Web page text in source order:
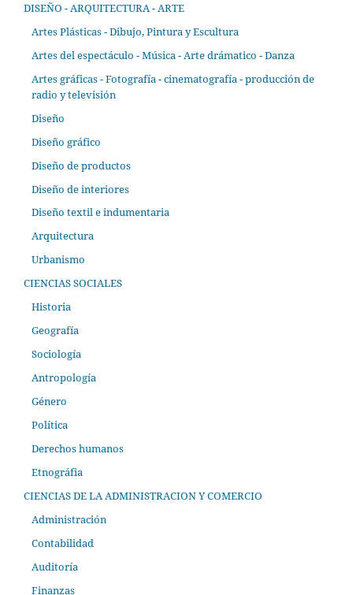
DISEÑO - ARQUITECTURA - ARTE
Artes Plásticas - Dibujo, Pintura y Escultura
Artes del espectáculo - Música - Arte drámatico - Danza
Artes gráficas - Fotografía - cinematografía - producción de
radio y televisión
Diseño
Diseño gráfico
Diseño de productos
Diseño de interiores
Diseño textil e indumentaria
Arquitectura
Urbanismo
CIENCIAS SOCIALES
Historia
Geografía
Sociología
Antropología
Género
Política
Derechos humanos
Etnográfia
CIENCIAS DE LA ADMINISTRACION Y COMERCIO
Administración
Contabilidad
Auditoría
Finanzas